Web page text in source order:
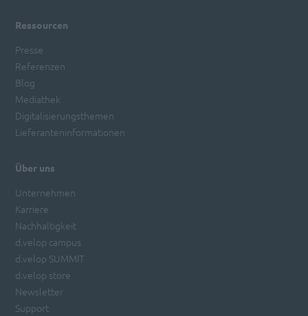
Ressourcen
Presse
Referenzen
Blog
Mediathek
Digitalisierungsthemen
Lieferanteninformationen
Über uns
Unternehmen
Karriere
Nachhaltigkeit
d.velop campus
d.velop SUMMIT
d.velop store
Newsletter
Support